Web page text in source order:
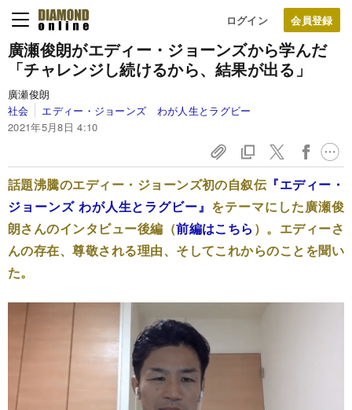
ログイン
廣瀬俊朗がエディー・ジョーンズから学んだ
「チャレンジし続けるから、結果が出る」
廣瀬俊朗
社会
エディー・ジョーンズ わが人生とラグビー
2021年5月8日 4:10
話題沸騰のエディー・ジョーンズ初の自叙伝『エディー・
ジョーンズ わが人生とラグビー』 をテーマにした廣瀬俊
朗さんのインタビュー後編（前編はこちら ）。エディーさ
んの存在、尊敬される理由、そしてこれからのことを聞い
た。